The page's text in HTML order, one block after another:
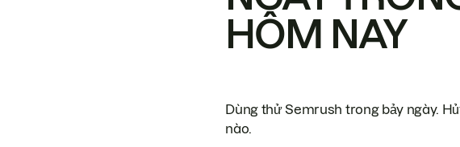
HÔM NAY
Dùng thử Semrush trong bảy ngày.
nào.